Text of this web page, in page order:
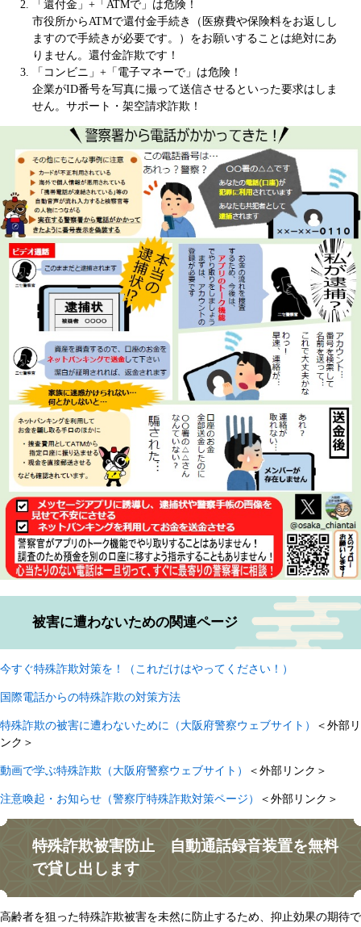
「還付金」+「ATMで」は危険！
市役所からATMで還付金手続き（医療費や保険料をお返しし
ますので手続きが必要です。）をお願いすることは絶対にあ
りません。還付金詐欺です！
「コンビニ」+「電子マネーで」は危険！
企業がID番号を写真に撮って送信させるといった要求はしま
せん。サポート・架空請求詐欺！
被害に遭わないための関連ページ
今すぐ特殊詐欺対策を！（これだけはやってください！）
国際電話からの特殊詐欺の対策方法
特殊詐欺の被害に遭わないために（大阪府警察ウェブサイト）
＜外部リ
ンク＞
動画で学ぶ特殊詐欺（大阪府警察ウェブサイト） ＜外部リンク＞
注意喚起・お知らせ（警察庁特殊詐欺対策ページ） ＜外部リンク＞
特殊詐欺被害防止 自動通話録音装置を無料
で貸し出します
高齢者を狙った特殊詐欺被害を未然に防止するため、抑止効果の期待で